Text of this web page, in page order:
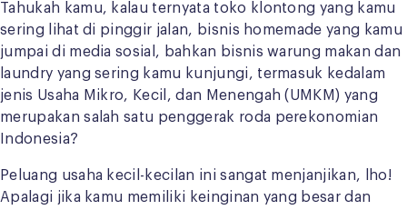
Tahukah kamu, kalau ternyata toko klontong yang kamu
sering lihat di pinggir jalan, bisnis homemade yang kamu
jumpai di media sosial, bahkan bisnis warung makan dan
laundry yang sering kamu kunjungi, termasuk kedalam
jenis Usaha Mikro, Kecil, dan Menengah (UMKM) yang
merupakan salah satu penggerak roda perekonomian
Indonesia?
Peluang usaha kecil-kecilan ini sangat menjanjikan, lho!
Apalagi jika kamu memiliki keinginan yang besar dan